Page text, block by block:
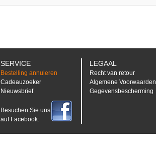
SERVICE
Bestelling annuleren
Cadeauzoeker
Nieuwsbrief
Besuchen Sie uns
auf Facebook:
LEGAAL
Recht van retour
Algemene Voorwaarden
Gegevensbescherming